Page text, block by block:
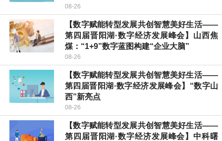
08-26
【数字赋能转型发展共创智慧美好生活——
第四届晋阳湖·数字经济发展峰会】山西焦
煤：“1+9”数字蓝图构建“企业大脑”
08-26
【数字赋能转型发展共创智慧美好生活——
第四届晋阳湖·数字经济发展峰会】“数字山
西”新亮点
08-26
【数字赋能转型发展共创智慧美好生活——
第四届晋阳湖·数字经济发展峰会】中科曙